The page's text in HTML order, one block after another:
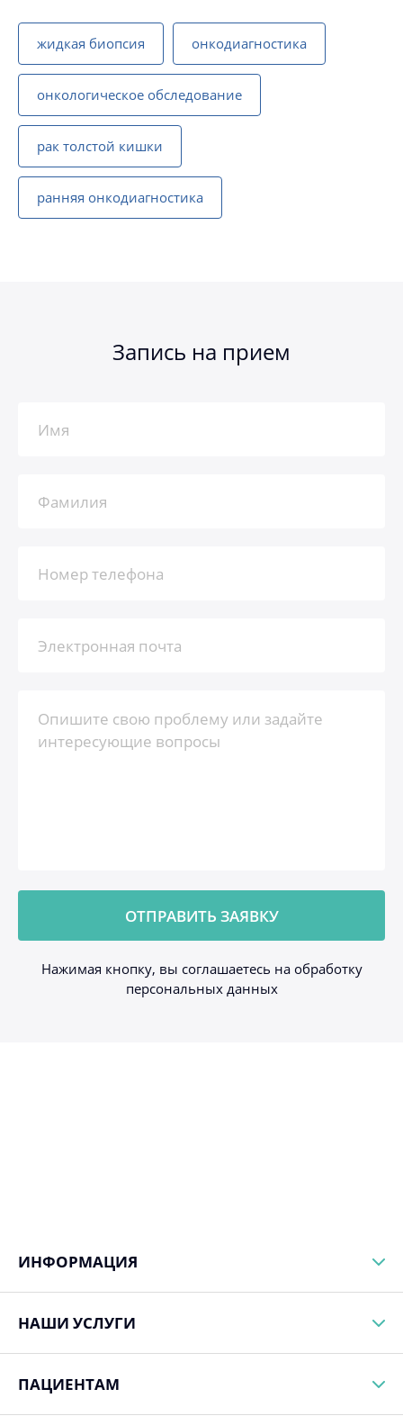
жидкая биопсия онкодиагностика
онкологическое обследование
рак толстой кишки
ранняя онкодиагностика
Запись на прием
Нажимая кнопку, вы соглашаетесь на обработку
персональных данных
ИНФОРМАЦИЯ
НАШИ УСЛУГИ
ПАЦИЕНТАМ